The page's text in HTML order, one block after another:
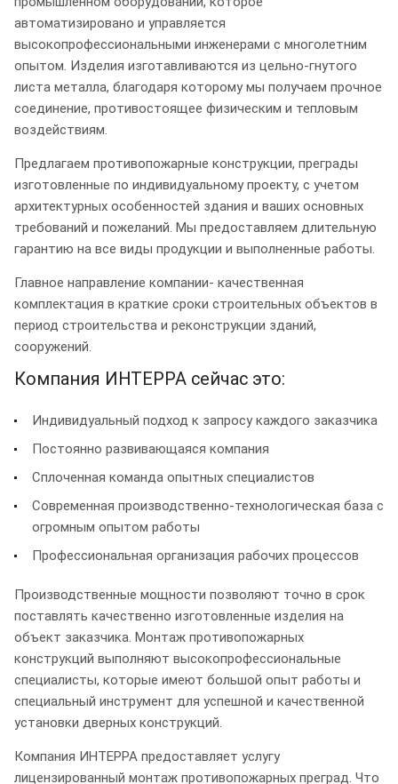
автоматизировано и управляется
высокопрофессиональными инженерами с многолетним
опытом. Изделия изготавливаются из цельно-гнутого
листа металла, благодаря которому мы получаем прочное
соединение, противостоящее физическим и тепловым
воздействиям.
Предлагаем противопожарные конструкции, преграды
изготовленные по индивидуальному проекту, с учетом
архитектурных особенностей здания и ваших основных
требований и пожеланий. Мы предоставляем длительную
гарантию на все виды продукции и выполненные работы.
Главное направление компании- качественная
комплектация в краткие сроки строительных объектов в
период строительства и реконструкции зданий,
сооружений.
Компания ИНТЕРРА сейчас это:
Индивидуальный подход к запросу каждого заказчика
Постоянно развивающаяся компания
Сплоченная команда опытных специалистов
Современная производственно-технологическая база с
огромным опытом работы
Профессиональная организация рабочих процессов
Производственные мощности позволяют точно в срок
поставлять качественно изготовленные изделия на
объект заказчика. Монтаж противопожарных
конструкций выполняют высокопрофессиональные
специалисты, которые имеют большой опыт работы и
специальный инструмент для успешной и качественной
установки дверных конструкций.
Компания ИНТЕРРА предоставляет услугу
лицензированный монтаж противопожарных преград. Что